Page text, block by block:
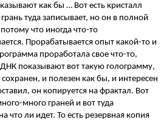
как бы … Вот есть кристалл
туда записывает, но он в полной
что иногда что-то
Прорабатывается опыт какой-то и
проработала свое что-то,
ДНК показывают вот такую голограмму,
и полезен как бы, и интересен
он копируется на фрактал. Вот
много граней и вот туда
что ли идет. То есть резервная копия